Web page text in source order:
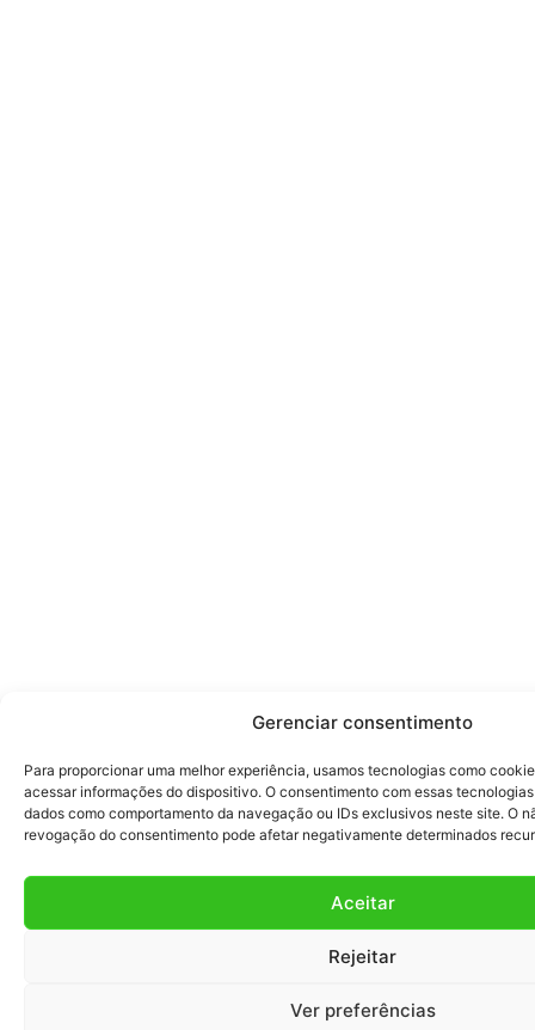
Gerenciar consentimento
Para proporcionar uma melhor experiência, usamos tecnologias como
acessar informações do dispositivo. O consentimento com essas
dados como comportamento da navegação ou IDs exclusivos neste site. O
revogação do consentimento pode afetar negativamente determinados
Aceitar
Rejeitar
Ver preferênciasFale com